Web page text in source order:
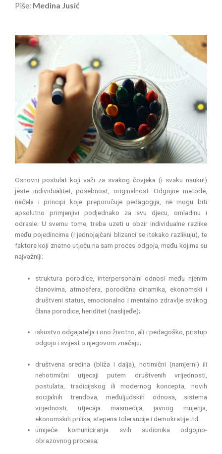
Piše: Medina Jusić
Osnovni postulat koji važi za svakog čovjeka (i svaku nauku!)
jeste individualitet, posebnost, originalnost. Odgojne metode,
načela i principi koje preporučuje pedagogija, ne mogu biti
apsolutno primjenjivi podjednako za svu djecu, omladinu i
odrasle. U svemu tome, treba uzeti u obzir individualne razlike
među pojedincima (i jednojajčani blizanci se itekako razlikuju), te
faktore koji znatno utječu na sam proces odgoja, među kojima su
najvažniji:
struktura porodice, interpersonalni odnosi među njenim
članovima, atmosfera, porodična dinamika, ekonomski i
društveni status, emocionalno i mentalno zdravlje svakog
člana porodice, heriditet (naslijeđe);
iskustvo odgajatelja i ono životno, ali i pedagoško, pristup
odgoju i svijest o njegovom značaju;
društvena sredina (bliža i dalja), hotimični (namjerni) ili
nehotimični utjecaji putem društvenih vrijednosti,
postulata, tradicijskog ili modernog koncepta, novih
socijalnih trendova, međuljudskih odnosa, sistema
vrijednosti, utjecaja masmedija, javnog mnjenja,
ekonomskih prilika, stepena tolerancije i demokratije itd.
umijeće komuniciranja svih sudionika odgojno-
obrazovnog procesa;